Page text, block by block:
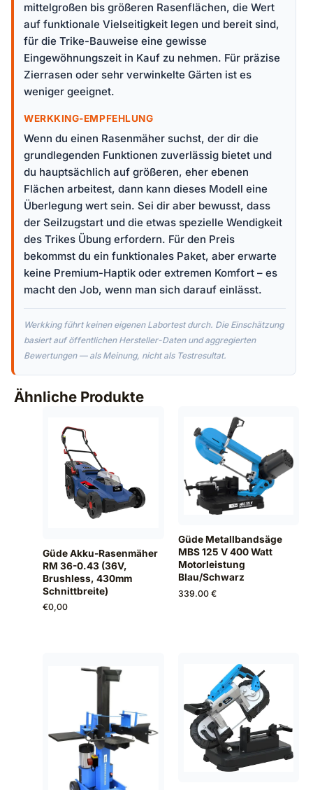
mittelgroßen bis größeren Rasenflächen, die Wert
auf funktionale Vielseitigkeit legen und bereit sind,
für die Trike-Bauweise eine gewisse
Eingewöhnungszeit in Kauf zu nehmen. Für präzise
Zierrasen oder sehr verwinkelte Gärten ist es
weniger geeignet.
WERKKING-EMPFEHLUNG
Wenn du einen Rasenmäher suchst, der dir die
grundlegenden Funktionen zuverlässig bietet und
du hauptsächlich auf größeren, eher ebenen
Flächen arbeitest, dann kann dieses Modell eine
Überlegung wert sein. Sei dir aber bewusst, dass
der Seilzugstart und die etwas spezielle Wendigkeit
des Trikes Übung erfordern. Für den Preis
bekommst du ein funktionales Paket, aber erwarte
keine Premium-Haptik oder extremen Komfort – es
macht den Job, wenn man sich darauf einlässt.
Werkking führt keinen eigenen Labortest durch. Die Einschätzung
basiert auf öffentlichen Hersteller-Daten und aggregierten
Bewertungen — als Meinung, nicht als Testresultat.
Ähnliche Produkte
Güde Akku-Rasenmäher
RM 36-0.43 (36V,
Brushless, 430mm
Schnittbreite)
€0,00
Güde Metallbandsäge
MBS 125 V 400 Watt
Motorleistung
Blau/Schwarz
339.00 €